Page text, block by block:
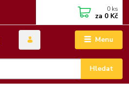
Menu
Hledat
0 ks
za 0 Kč